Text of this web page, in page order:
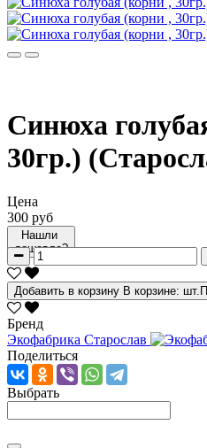
Синюха
30гр.)
Цена
300 руб
Нашли
дешевле?
Добавить в корзину В корзине: шт.
Бренд
Экофабрика Старослав
Поделиться
Выбрать